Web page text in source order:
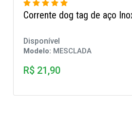
Dog Tag sem
Disponível
Modelo:MESCLADA
R$ 19,90